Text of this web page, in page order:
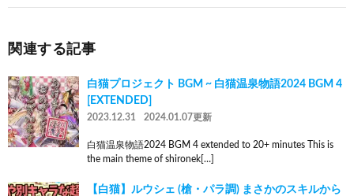
関連する記事
白猫プロジェクト BGM ~ 白猫温泉物語2024 BGM 4
[EXTENDED]
2023.12.31 2024.01.07更新
白猫温泉物語2024 BGM 4 extended to 20+ minutes This is
the main theme of shironek[…]
【白猫】ルウシェ (槍・パラ調) まさかのスキルから